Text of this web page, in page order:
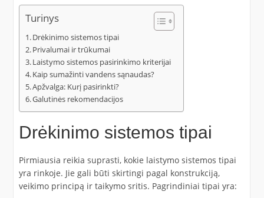
Turinys
Drėkinimo sistemos tipai
Privalumai ir trūkumai
Laistymo sistemos pasirinkimo kriterijai
Kaip sumažinti vandens sąnaudas?
Apžvalga: Kurį pasirinkti?
Galutinės rekomendacijos
Drėkinimo sistemos tipai
Pirmiausia reikia suprasti, kokie laistymo sistemos tipai
yra rinkoje. Jie gali būti skirtingi pagal konstrukciją,
veikimo principą ir taikymo sritis. Pagrindiniai tipai yra: